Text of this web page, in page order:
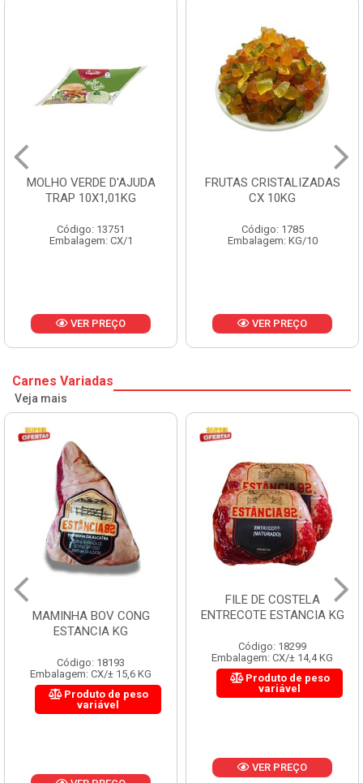
FRUTAS CRISTALIZADAS
CX 10KG
Código: 1785
Embalagem: KG/10
VER PREÇO
MARGARINA PRIMOR
BALDE 3KG
Código: 1801
Embalagem: BD/1
VER PREÇO
Carnes Variadas
Veja mais
MAMINHA BOV CONG
ESTANCIA KG
Código: 18193
Embalagem: CX/± 15,6 KG
Produto de peso
variável
FILE DE COSTELA
ENTRECOTE ESTANCIA KG
Código: 18299
Embalagem: CX/± 14,4 KG
Produto de peso
variável
VER PREÇO